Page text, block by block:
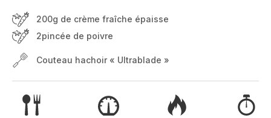
200g de crème fraîche épaisse
2pincée de poivre
Couteau hachoir « Ultrablade »